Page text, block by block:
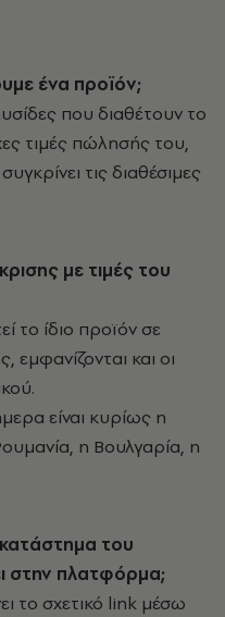
ένα προϊόν;
που διαθέτουν το
τιμές πώλησής του,
τις διαθέσιμες
με τιμές του
το ίδιο προϊόν σε
εμφανίζονται και οι
είναι κυρίως η
η Βουλγαρία, η
κατάστημα του
στην πλατφόρμα;
το σχετικό link μέσω